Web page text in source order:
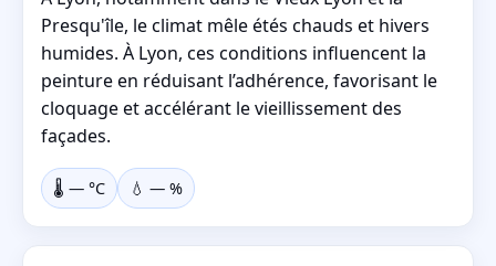
Presqu'île, le climat mêle étés chauds et hivers
humides. À Lyon, ces conditions influencent la
peinture en réduisant l’adhérence, favorisant le
cloquage et accélérant le vieillissement des
façades.
🌡️ — °C 💧 — %